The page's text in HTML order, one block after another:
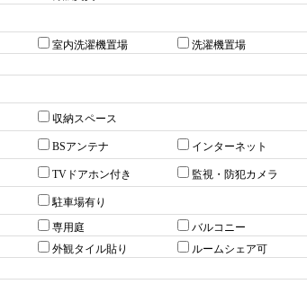
室内洗濯機置場
洗濯機置場
収納スペース
BSアンテナ インターネット
TVドアホン付き 監視・防犯カメラ
駐車場有り
専用庭
バルコニー
外観タイル貼り
ルームシェア可